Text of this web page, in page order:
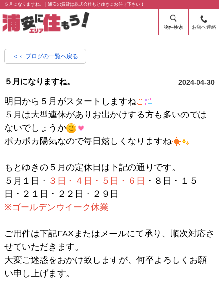
５月になりますね。 | 浦安の賃貸は株式会社もとゆきにお任せ下さい！
物件検索 お店へ連絡
＜＜ ブログの一覧へ戻る
５月になりますね。 2024-04-30
明日から５月がスタートしますね
５月は大型連休がありお出かけする方も多いのでは
ないでしょうか
ポカポカ陽気なので毎日嬉しくなりますね
もとゆきの５月の定休日は下記の通りです。
５月１日・ ３日・４日・５日・６日 ・８日・１５
日・２１日・２２日・２９日
※ゴールデンウイーク休業
ご用件は下記FAXまたはメールにて承り、順次対応さ
せていただきます。
大変ご迷惑をおかけ致しますが、何卒よろしくお願
い申し上げます。